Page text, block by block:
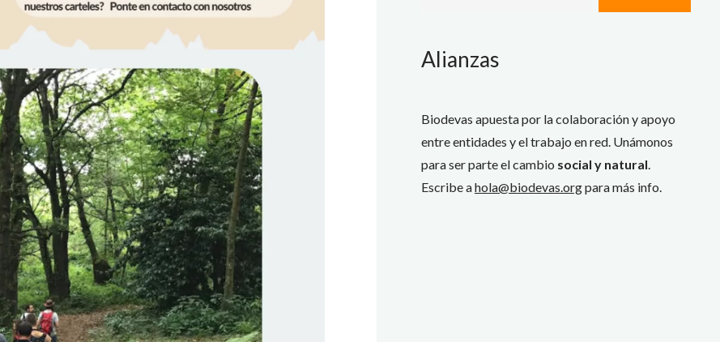
Alianzas
Biodevas apuesta por la colaboración y apoyo
entre entidades y el trabajo en red. Unámonos
para ser parte el cambio social y natural
Escribe ahola@biodevas.orgpara más info.